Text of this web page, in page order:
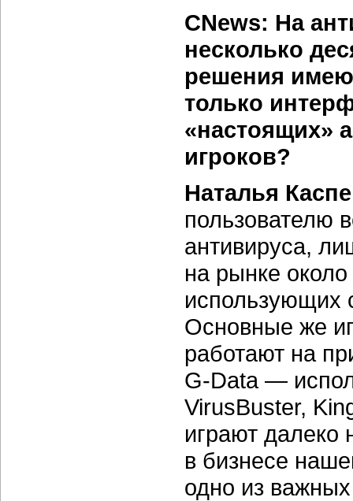
CNews: На
несколько
решения
только
«настоящих»
игроков?
Наталья
пользователю
антивируса,
на рынке
использующих
Основные же
работают на
G-Data—
VirusBuster,
играют далеко
в бизнесе
одно из